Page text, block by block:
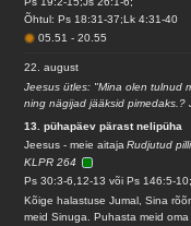
Õhtul: Ps 18:31-37;Lk 4:31-40
05.51-20.55
22. august
Jeesus ütles: "Mina olen tulnud
ning nägijad jääksid pimedaks.?
13. pühapäev pärast nelipüha
Jeesus - meie aitaja Rudjutud
KLPR 264
Ps 30:3-6,12-13 või Ps 146:5-
Kõige halastuse Jumal, Sina
meid Sinuga. Puhasta meid